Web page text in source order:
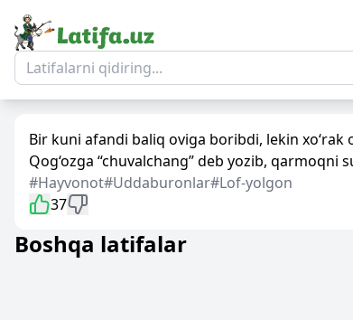
Bir kuni afandi baliq oviga boribdi, lekin xo‘rak
Qog‘ozga “chuvalchang” deb yozib,
#Hayvonot#Uddaburonlar#Lof-yolgon
37
Boshqa latifalar